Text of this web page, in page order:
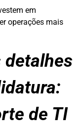
em
operações mais
detalhes
de TI